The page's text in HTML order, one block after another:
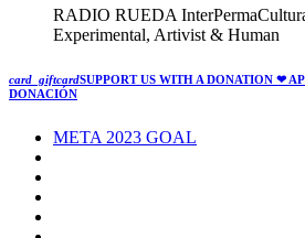
RADIO RUEDA
Experimental, Artivist & Human
card_giftcardSUPPORT US WITH A DONATION ❤
DONACIÓN
META 2023 GOAL